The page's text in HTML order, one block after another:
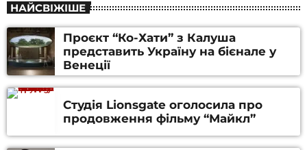
НАЙСВІЖІШЕ
Проєкт “Ко-Хати” з Калуша
представить Україну на бієнале у
Венеції
Студія Lionsgate оголосила про
продовження фільму “Майкл”